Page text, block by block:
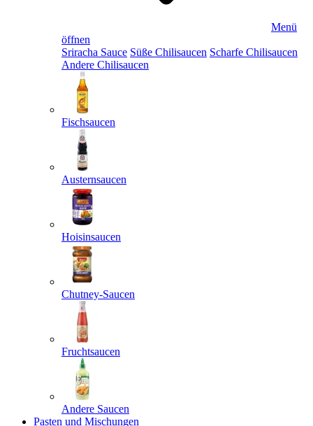
Menü
öffnen
Sriracha Sauce Süße Chilisaucen Scharfe Chilisaucen
Andere Chilisaucen
Fischsaucen
Austernsaucen
Hoisinsaucen
Chutney-Saucen
Fruchtsaucen
Andere Saucen
Pasten und Mischungen